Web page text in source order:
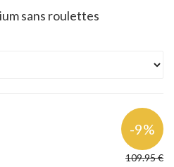
sans roulettes
109.95€